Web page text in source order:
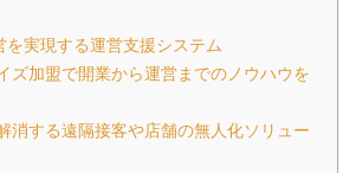
実現する運営支援システム
ズ加盟で開業から運営までのノウハウを
消する遠隔接客や店舗の無人化ソリュー